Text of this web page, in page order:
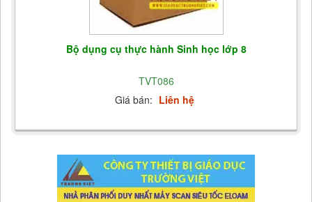
Bộ dụng cụ thực hành Sinh học lớp 8
TVT086
Giá bán: Liên hệ